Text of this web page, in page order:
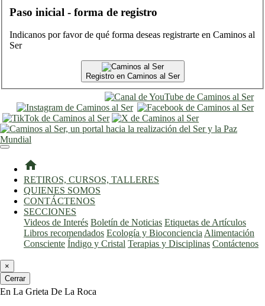
Paso inicial - forma de registro
Indicanos por favor de qué forma deseas registrarte en Caminos al
Ser
Registro en Caminos al Ser
home
RETIROS, CURSOS, TALLERES
QUIENES SOMOS
CONTÁCTENOS
SECCIONES
Videos de Interés Boletín de Noticias Etiquetas de Artículos
Libros recomendados Ecología y Bioconciencia Alimentación
Consciente Índigo y Cristal Terapias y Disciplinas Contáctenos
×
Cerrar
En La Grieta De La Roca